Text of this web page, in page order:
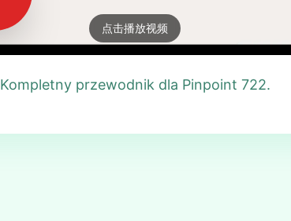
点击播放视频
Kompletny przewodnik dla Pinpoint 722.